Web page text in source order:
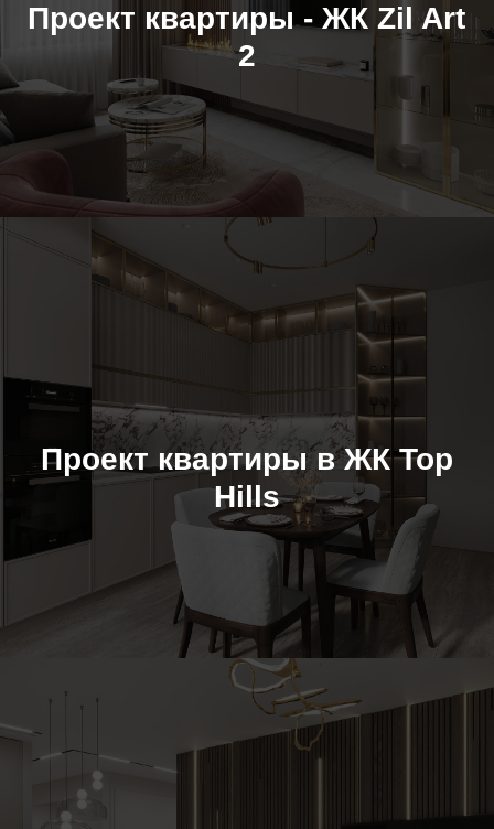
Проект квартиры - ЖК Zil Art
2
Проект квартиры в ЖК Top
Hills